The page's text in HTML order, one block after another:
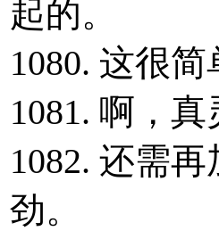
起的。
1080. 这很简
1081. 啊，真
1082. 还需再
劲。